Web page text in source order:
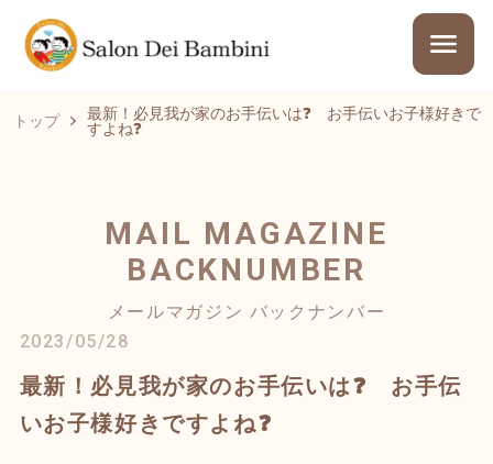
トップ
最新！必見我が家のお手伝いは❓ お手伝いお子様好きで
すよね❓
MAIL MAGAZINE
BACKNUMBER
メールマガジン バックナンバー
2023/05/28
最新！必見我が家のお手伝いは❓ お手伝
いお子様好きですよね❓